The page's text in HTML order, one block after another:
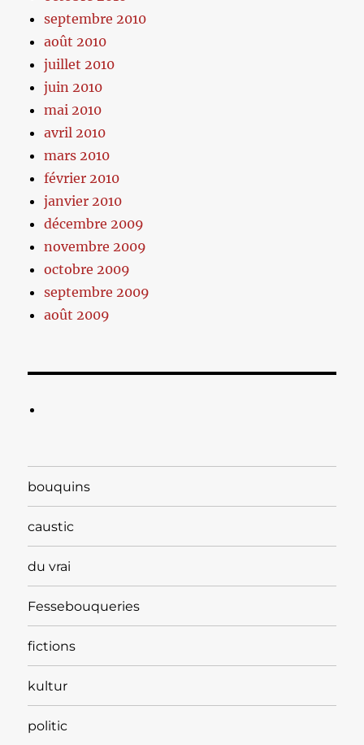
septembre 2010
août 2010
juillet 2010
juin 2010
mai 2010
avril 2010
mars 2010
février 2010
janvier 2010
décembre 2009
novembre 2009
octobre 2009
septembre 2009
août 2009
bouquins
caustic
du vrai
Fessebouqueries
fictions
kultur
politic